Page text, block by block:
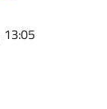
13:05